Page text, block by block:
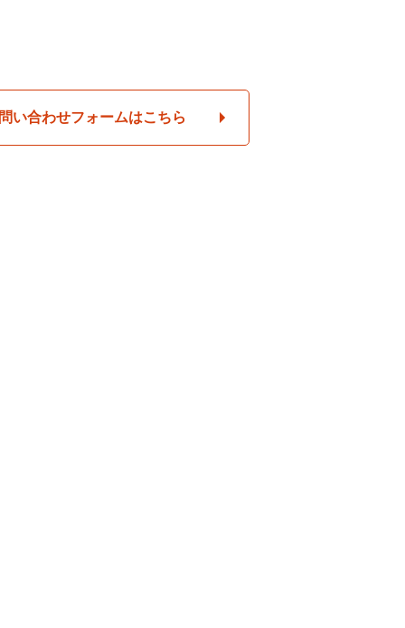
い合わせフォームはこちら